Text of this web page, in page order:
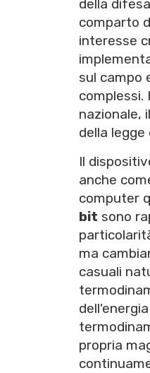
della
comparto
interesse
sul campo
complessi.
nazionale,
della
Il
anche
computer
bit sono
ma
casuali
propria